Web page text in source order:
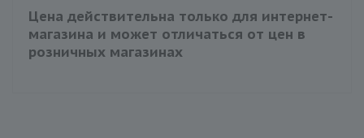
Цена действительна только для интернет-
магазина и может отличаться от цен в
розничных магазинах